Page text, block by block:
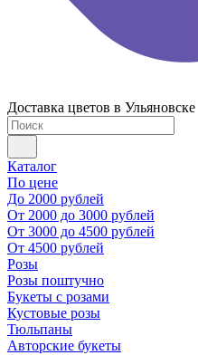
Доставка цветов в Ульяновске
Каталог
По цене
До 2000 рублей
От 2000 до 3000 рублей
От 3000 до 4500 рублей
От 4500 рублей
Розы
Розы поштучно
Букеты с розами
Кустовые розы
Тюльпаны
Авторские букеты